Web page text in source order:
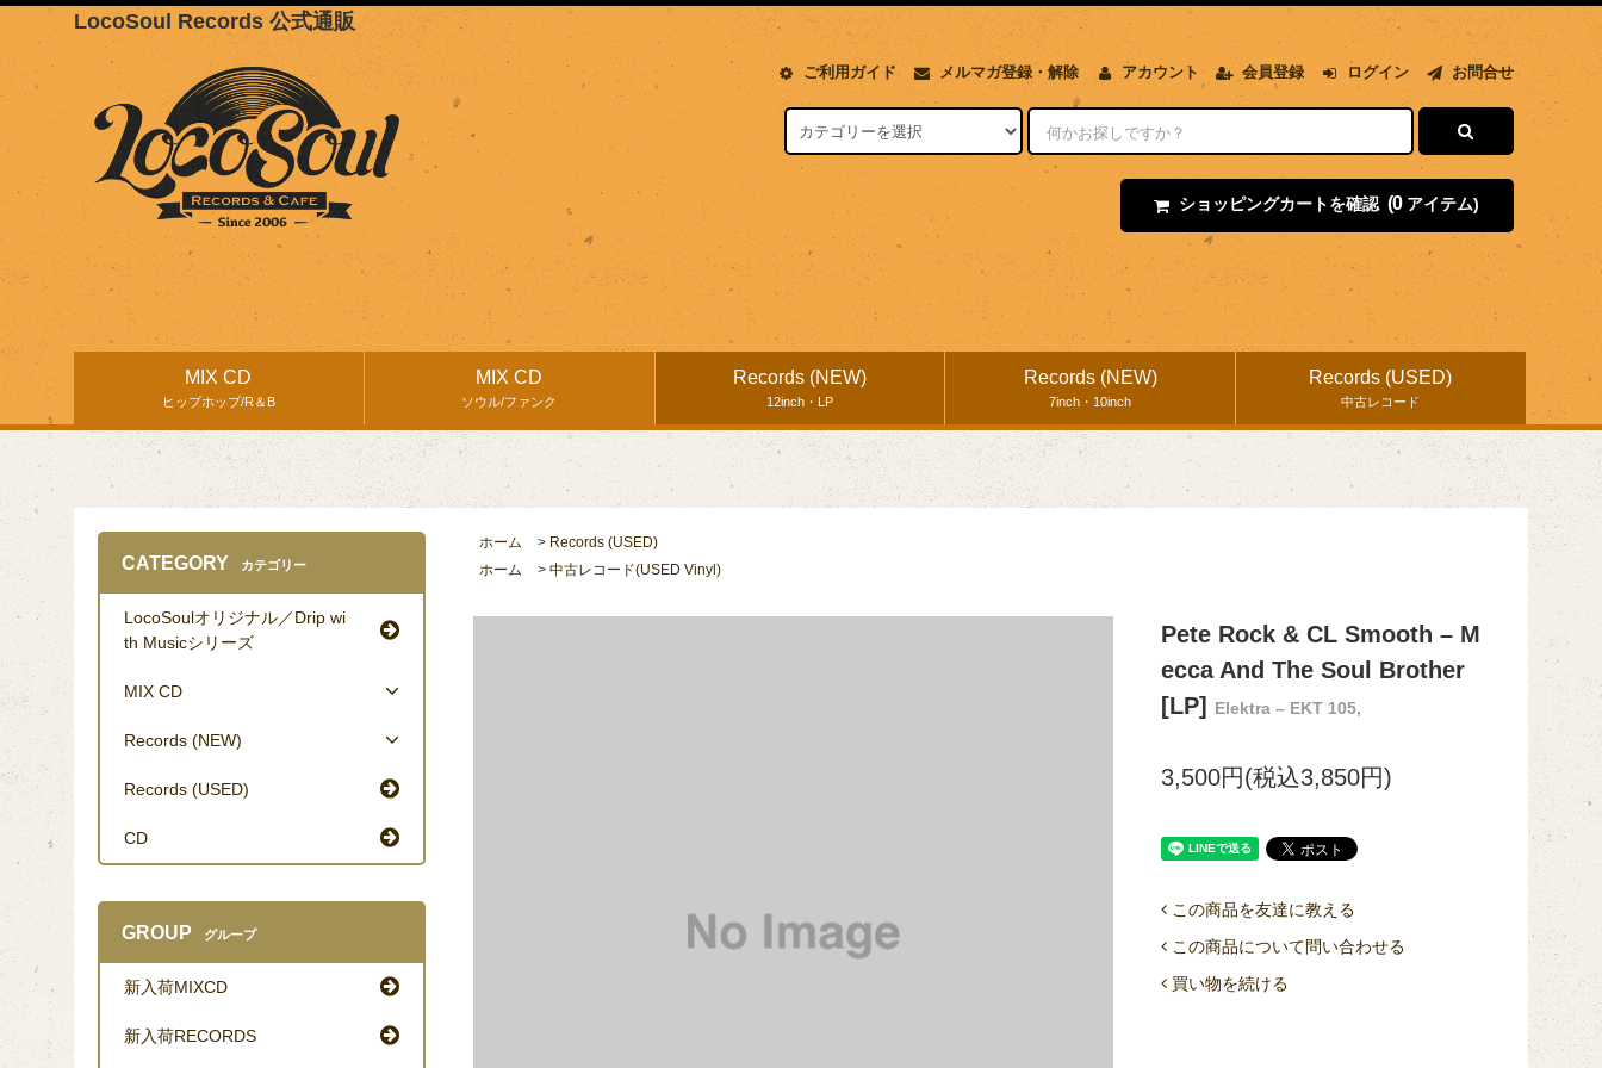
LocoSoul Records 公式通販
ご利用ガイド メルマガ登録・解除 アカウント 会員登録 ログイン お問合せ
ショッピングカートを確認 (0 アイテム)
MIX CD
ヒップホップ/R＆B
MIX CD
ソウル/ファンク
Records (NEW)
12inch・LP
Records (NEW)
7inch・10inch
Records (USED)
中古レコード
ホーム > Records (USED)
ホーム
> 中古レコード(USED Vinyl)
Pete Rock & CL Smooth – M
ecca And The Soul Brother
[LP]
Elektra – EKT 105,
3,500円(税込3,850円)
この商品を友達に教える
この商品について問い合わせる
買い物を続ける
CATEGORY カテゴリー
LocoSoulオリジナル／Drip wi
th Musicシリーズ
MIX CD
Records (NEW)
Records (USED)
CD
GROUP グループ
新入荷MIXCD
新入荷RECORDS